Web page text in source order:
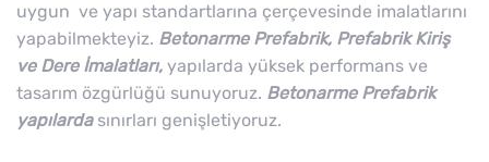
uygun ve yapı standartlarına çerçevesinde imalatlarını
yapabilmekteyiz. Betonarme Prefabrik, Prefabrik Kiriş
ve Dere İmalatları, yapılarda yüksek performans ve
tasarım özgürlüğü sunuyoruz. Betonarme Prefabrik
yapılarda sınırları genişletiyoruz.